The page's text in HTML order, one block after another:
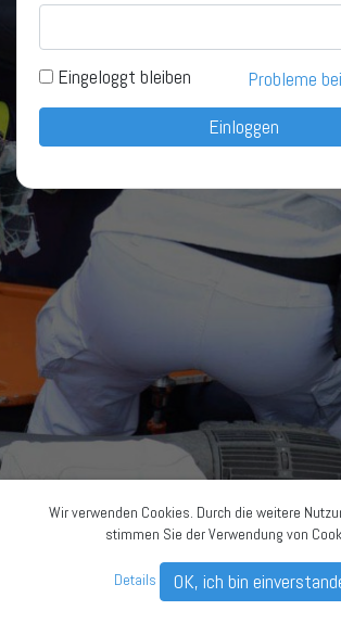
Eingeloggt bleiben
Probleme
Einloggen
Wir verwenden Cookies. Durch die weitere
stimmen Sie der Verwendung von
Details OK, ich bin